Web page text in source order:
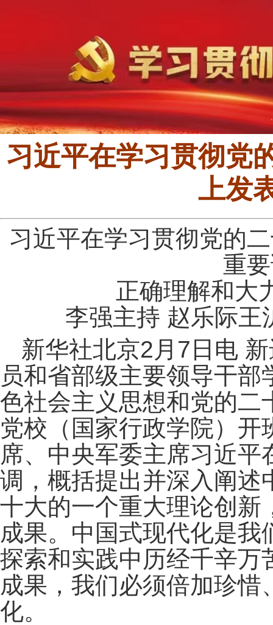
习近平在学习贯彻党
上发
习近平在学习贯彻党的
重
正确理解和大
李强主持 赵乐际王
新华社北京2月7日电
员和省部级主要领导干
色社会主义思想和党的二
党校（国家行政学院）
席、中央军委主席习近
调，概括提出并深入阐述
十大的一个重大理论创新
成果。中国式现代化是
探索和实践中历经千辛万
成果，我们必须倍加珍
化。